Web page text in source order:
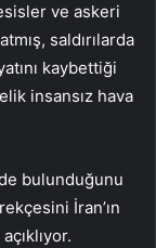
ve askeri
saldırılarda
kaybettiği
insansız hava
bulunduğunu
İran’ın